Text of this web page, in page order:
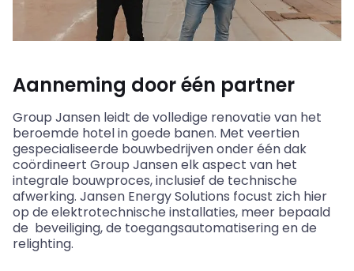
Aanneming door één partner
Group Jansen leidt de volledige renovatie van het
beroemde hotel in goede banen. Met veertien
gespecialiseerde bouwbedrijven onder één dak
coördineert Group Jansen elk aspect van het
integrale bouwproces, inclusief de technische
afwerking. Jansen Energy Solutions focust zich hier
op de elektrotechnische installaties, meer bepaald
de beveiliging, de toegangsautomatisering en de
relighting.